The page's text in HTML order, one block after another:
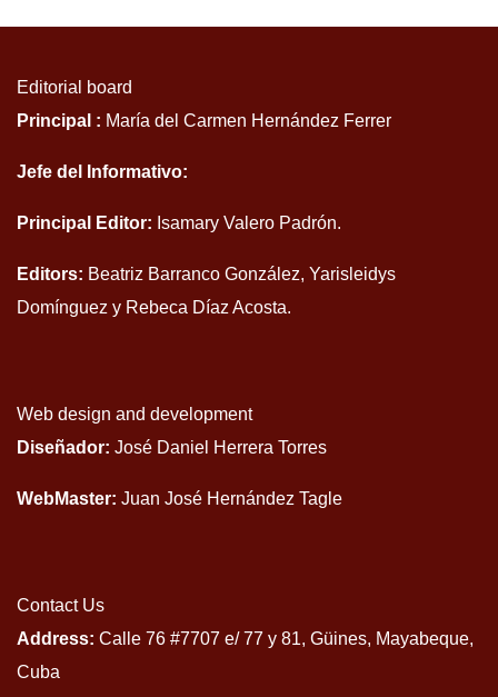
Editorial board
Principal : María del Carmen Hernández Ferrer
Jefe del Informativo:
Principal Editor: Isamary Valero Padrón.
Editors: Beatriz Barranco González, Yarisleidys
Domínguez y Rebeca Díaz Acosta.
Web design and development
Diseñador: José Daniel Herrera Torres
WebMaster: Juan José Hernández Tagle
Contact Us
Address: Calle 76 #7707 e/ 77 y 81, Güines, Mayabeque,
Cuba